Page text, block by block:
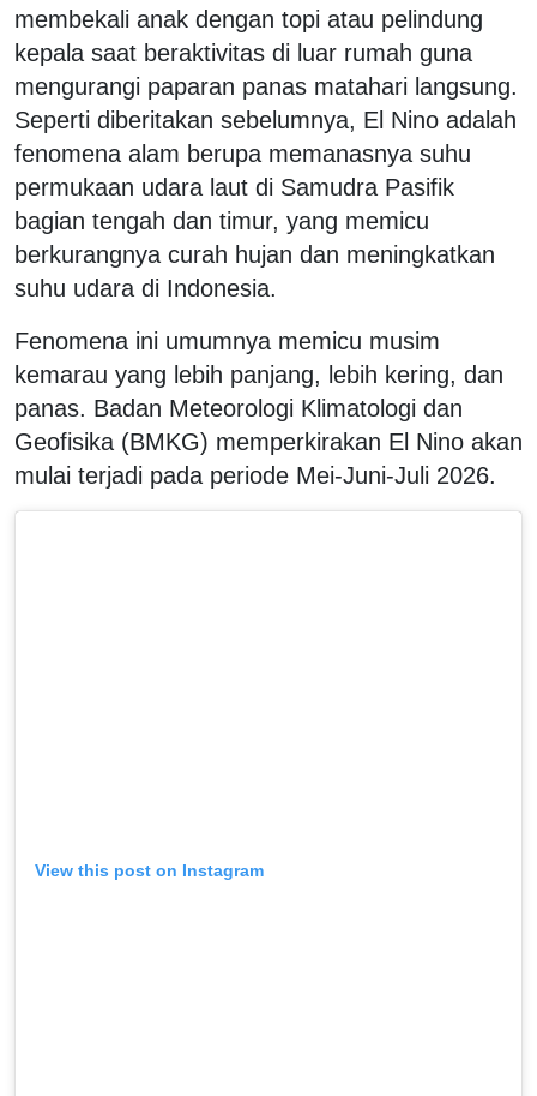
membekali anak dengan topi atau pelindung
kepala saat beraktivitas di luar rumah guna
mengurangi paparan panas matahari langsung.
Seperti diberitakan sebelumnya, El Nino adalah
fenomena alam berupa memanasnya suhu
permukaan udara laut di Samudra Pasifik
bagian tengah dan timur, yang memicu
berkurangnya curah hujan dan meningkatkan
suhu udara di Indonesia.
Fenomena ini umumnya memicu musim
kemarau yang lebih panjang, lebih kering, dan
panas. Badan Meteorologi Klimatologi dan
Geofisika (BMKG) memperkirakan El Nino akan
mulai terjadi pada periode Mei-Juni-Juli 2026.
View this post on Instagram